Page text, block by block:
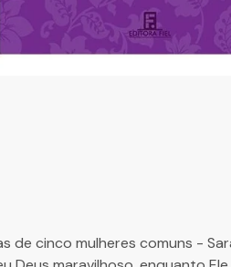
de cinco mulheres comuns -